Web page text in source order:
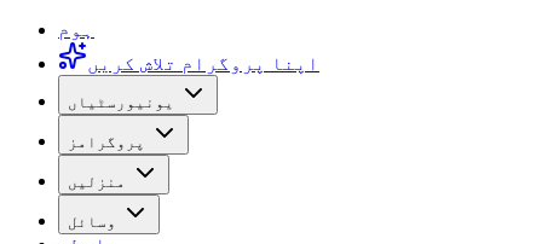
ہوم
اپنا پروگرام تلاش کریں
یونیورسٹیاں
پروگرامز
منزلیں
وسائل